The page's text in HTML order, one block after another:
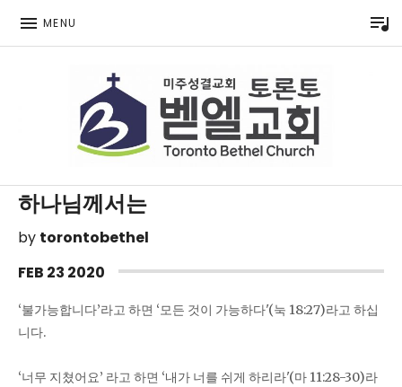
MENU
하나님께서는
by torontobethel
FEB 23 2020
‘불가능합니다’라고 하면 ‘모든 것이 가능하다'(눅 18:27)라고 하십
니다.
‘너무 지쳤어요’ 라고 하면 ‘내가 너를 쉬게 하리라'(마 11:28-30)라